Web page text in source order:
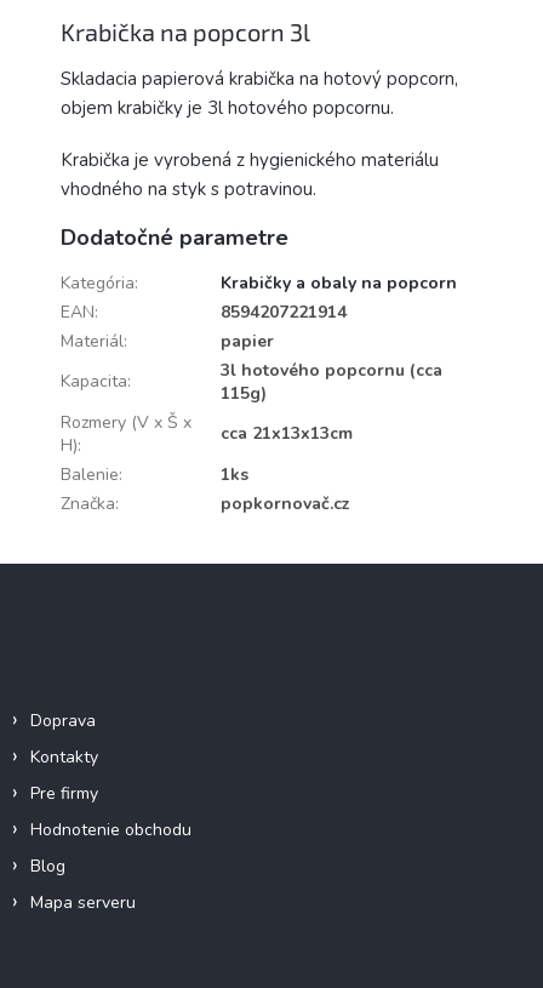
Krabička na popcorn 3l
Skladacia papierová krabička na hotový popcorn,
objem krabičky je 3l hotového popcornu.
Krabička je vyrobená z hygienického materiálu
vhodného na styk s potravinou.
Dodatočné parametre
Kategória:
Krabičky a obaly na popcorn
EAN:
8594207221914
Materiál:
papier
Kapacita:
3l hotového popcornu (cca
115g)
Rozmery (V x Š x
H):
cca 21x13x13cm
Balenie:
1ks
Značka: popkornovač.cz
Doprava
Kontakty
Pre firmy
Hodnotenie obchodu
Blog
Mapa serveru